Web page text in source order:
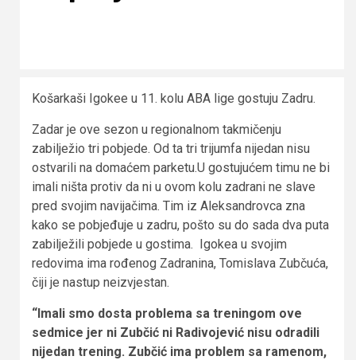
Košarkaši Igokee u 11. kolu ABA lige gostuju Zadru.
Zadar je ove sezon u regionalnom takmičenju
zabilježio tri pobjede. Od ta tri trijumfa nijedan nisu
ostvarili na domaćem parketu.U gostujućem timu ne bi
imali ništa protiv da ni u ovom kolu zadrani ne slave
pred svojim navijačima. Tim iz Aleksandrovca zna
kako se pobjeđuje u zadru, pošto su do sada dva puta
zabilježili pobjede u gostima. Igokea u svojim
redovima ima rođenog Zadranina, Tomislava Zubčuća,
čiji je nastup neizvjestan.
“Imali smo dosta problema sa treningom ove
sedmice jer ni Zubčić ni Radivojević nisu odradili
nijedan trening. Zubčić ima problem sa ramenom,